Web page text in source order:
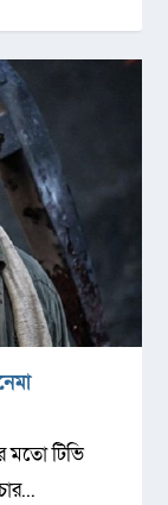
মতো টিভি